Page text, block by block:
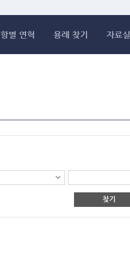
항별 연혁 용례 찾기 자료실
찾기